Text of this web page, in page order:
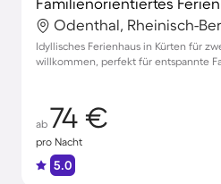
Idyllisches Ferienhaus in Kürten für
willkommen, perfekt für entspannte
ab 74 €
pro Nacht
5.0